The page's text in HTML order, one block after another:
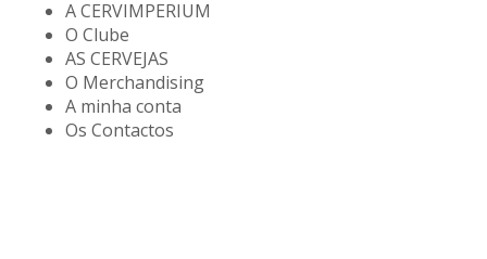
A CERVIMPERIUM
O Clube
AS CERVEJAS
O Merchandising
A minha conta
Os Contactos